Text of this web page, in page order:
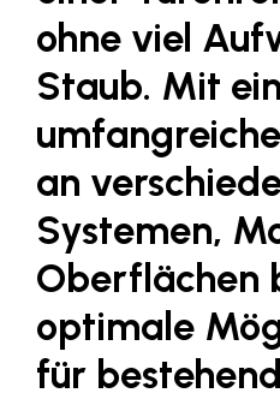
Die Menü-Manufaktur
MTH Retail Group
OptimaMed
PAGRO
PHH
Primark
Salesforce
sebamed
ohne viel
Staub. Mit
an
Systemen,
Oberflächen
optimale
für